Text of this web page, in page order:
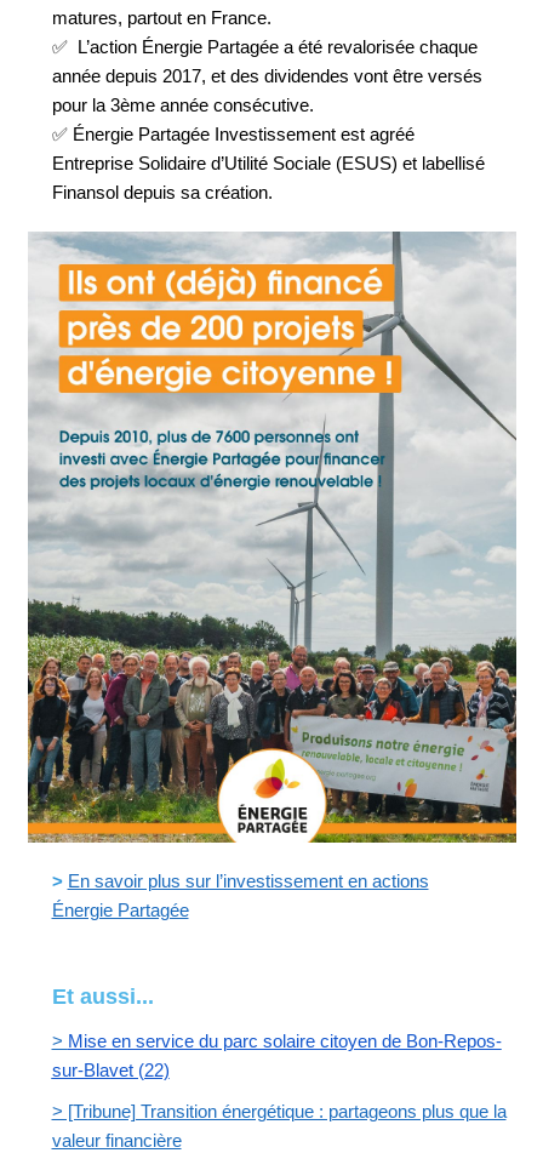
matures, partout en France.
✅ L’action Énergie Partagée a été revalorisée chaque
année depuis 2017, et des dividendes vont être versés
pour la 3ème année consécutive.
✅ Énergie Partagée Investissement est agréé
Entreprise Solidaire d’Utilité Sociale (ESUS) et labellisé
Finansol depuis sa création.
> En savoir plus sur l’investissement en actions
Énergie Partagée
Et aussi...
> Mise en service du parc solaire citoyen de Bon-Repos-
sur-Blavet (22)
> [Tribune] Transition énergétique : partageons plus que la
valeur financière